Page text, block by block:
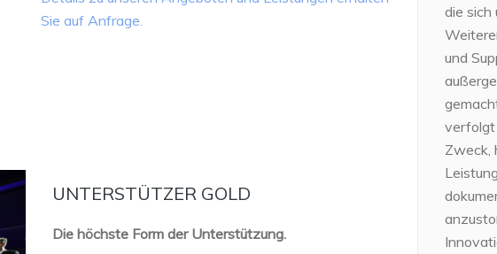
Sie auf Anfrage.
UNTERSTÜTZER GOLD
Die höchste Form der Unterstützung.
die sich
und
verfolgt
Zweck,